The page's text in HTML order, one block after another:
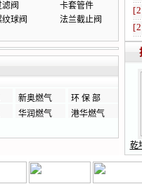
滤阀
卡套管件
纹球阀
法兰截止阀
新奥燃气
环 保 部
华润燃气 港华燃气
乾